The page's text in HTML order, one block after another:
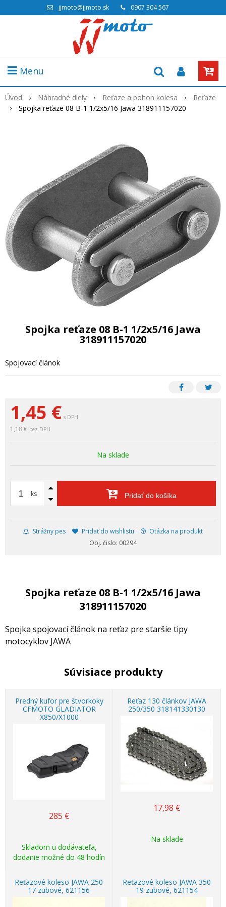
jjmoto@jjmoto.sk 0907 304 567
Menu
Úvod Náhradné diely Reťaze a pohon kolesa
Reťaze
Spojka reťaze 08 B-1 1/2x5/16 Jawa 318911157020
1,45 € s DPH
1,18 € bez DPH
Na sklade
ks Pridať do košíka
Strážny pes Pridať do wishlistu
Otázka na produkt
Obj. čislo: 00294
Spojka reťaze 08 B-1 1/2x5/16 Jawa
318911157020
Spojovací článok
Spojka reťaze 08 B-1 1/2x5/16 Jawa
318911157020
Spojka spojovací článok na reťaz pre staršie tipy
motocyklov JAWA
Súvisiace produkty
Predný kufor pre štvorkoky
CFMOTO GLADIATOR
X850/X1000
285 €
Skladom u dodávateľa,
dodanie možné do 48 hodín
Reťaz 130 článkov JAWA
250/350 318141330130
17,98 €
Na sklade
Reťazové koleso JAWA 250
17 zubové, 621156
Reťazové koleso JAWA 350
19 zubové, 621154